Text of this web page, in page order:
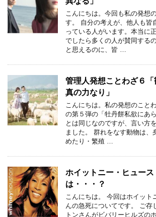
こんにちは。今回も私の発想
す。 自分の考えが、他人も皆
っている人がいます。本当に
でしたら多くの人が賛同する
と思えるのに、皆 …
管理人発想ことわざ６
真の力なり」
こんにちは。私の発想のこと
の第５弾の「牡丹餅私欲にあ
とは同じなのですが、言い方
ました。 群れをなす動物は、
めたり・繁殖 …
ホイットニー・ヒュー
は・・・？
こんにちは。 今回はホイット
んの急死についてです。 ご存
トンさんがビバリーヒルズの